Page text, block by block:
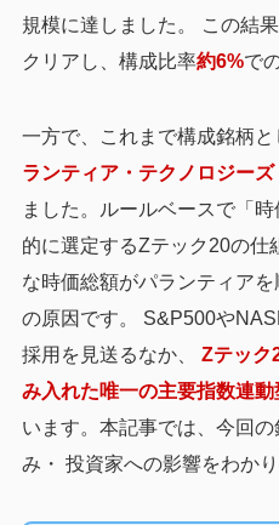
規模に達しました。 この結
クリアし、構成比率約6%で
一方で、これまで構成銘柄
ランティア・テクノロジー
ました。ルールベースで「
的に選定するZテック20の仕
な時価総額がパランティア
の原因です。 S&P500や
採用を見送るなか、 Zテック
み入れた唯一の主要指数連
います。本記事では、今回
み・ 投資家への影響をわか